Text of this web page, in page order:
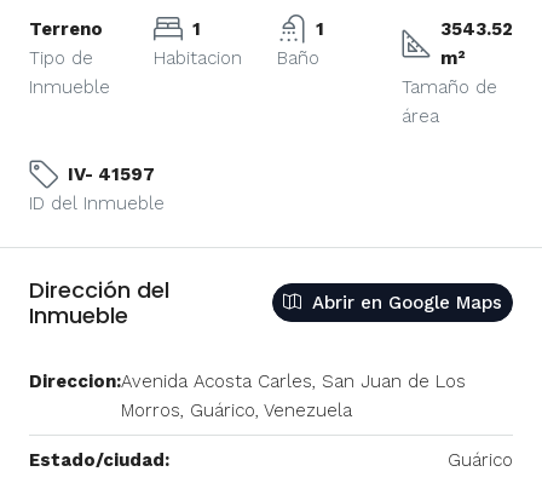
Terreno
Tipo de
Inmueble
1
Habitacion
1
Baño
3543.52
m²
Tamaño de
área
IV- 41597
ID del Inmueble
Dirección del
Inmueble
Abrir en Google Maps
Direccion:Avenida Acosta Carles, San Juan de Los
Morros, Guárico, Venezuela
Estado/ciudad: Guárico